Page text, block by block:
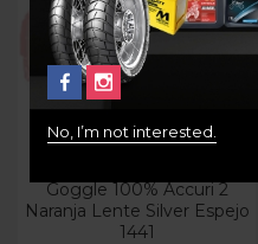
Out Of Stock
Goggle 100% Accuri 2
Naranja Lente Silver Espejo
1441
No, I’m not interested.